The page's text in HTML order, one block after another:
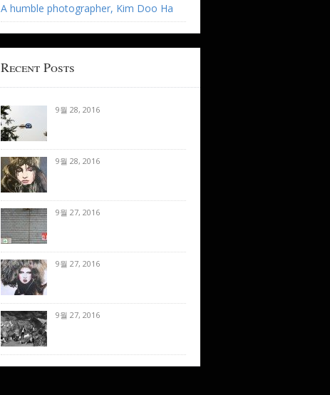
A humble photographer, Kim Doo Ha
Recent Posts
9월 28, 2016
9월 28, 2016
9월 27, 2016
9월 27, 2016
9월 27, 2016